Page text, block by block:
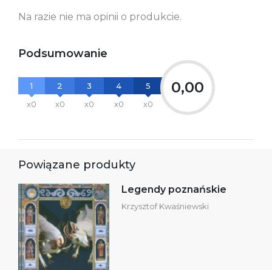
bezpieczeństwa:
Na razie nie ma opinii o produkcie.
Podsumowanie
1
x0
2
x0
3
x0
4
x0
5
x0
0,00
Powiązane produkty
Legendy poznańskie
Krzysztof Kwaśniewski